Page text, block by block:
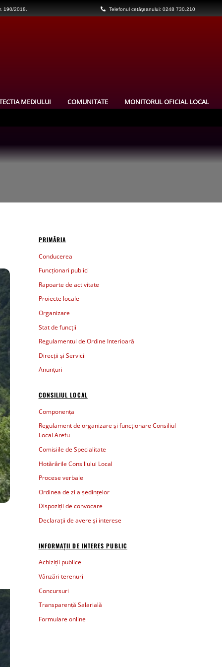
190/2018. Telefonul cetăţeanului: 0248 730.210
MEDIULUI COMUNITATE MONITORUL OFICIAL LOCAL
PRIMĂRIA
Conducerea
Funcționari publici
Rapoarte de activitate
Proiecte locale
Organizare
Stat de funcții
Regulamentul de Ordine Interioară
Direcții și Servicii
Anunțuri
CONSILIUL LOCAL
Componența
Regulament de organizare și funcționare Consiliul
Local Arefu
Comisiile de Specialitate
Hotărârile Consiliului Local
Procese verbale
Ordinea de zi a ședințelor
Dispoziții de convocare
Declarații de avere și interese
INFORMAȚII DE INTERES PUBLIC
Achiziții publice
Vânzări terenuri
Concursuri
Transparență Salarială
Formulare online